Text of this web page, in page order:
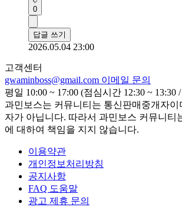
0
답글 쓰기
2026.05.04 23:00
고객센터
gwaminboss@gmail.com 이메일 문의
평일 10:00 ~ 17:00 (점심시간 12:30 ~
과민보스는 커뮤니티는 통신판매중개자
자가 아닙니다. 따라서 과민보스 커뮤니티
에 대하여 책임을 지지 않습니다.
이용약관
개인정보처리방침
공지사항
FAQ 도움말
광고 제휴 문의